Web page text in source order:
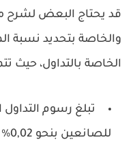
قد يحتاج البعض لشرح
والخاصة بتحديد نسبة
الخاصة بالتداول، حيث
تبلغ رسوم
للصانعين بنحو 0,02% إلى 0,1%.